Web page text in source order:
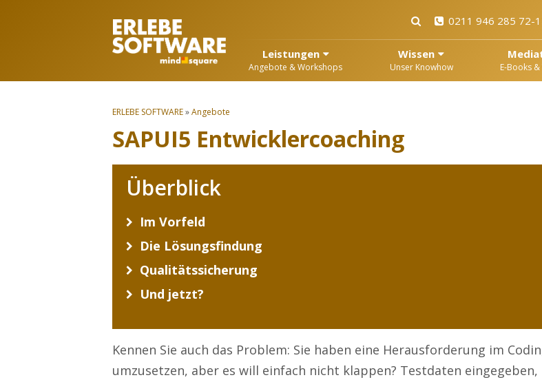
0211 946 285 72-
Leistungen
Angebote & Workshops
Wissen
Unser Knowhow E-Books
ERLEBE SOFTWARE»Angebote
SAPUI5 Entwicklercoaching
Überblick
Im Vorfeld
Die Lösungsfindung
Qualitätssicherung
Und jetzt?
Kennen Sie auch das Problem: Sie haben eine Herausforderung im
umzusetzen, aber es will einfach nicht klappen? Testdaten eingegeben,